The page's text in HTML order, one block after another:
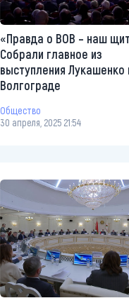
«Правда о ВОВ – наш
Собрали главное из
выступления Лукашенко
Волгограде
Общество
30 апреля, 2025 21:54